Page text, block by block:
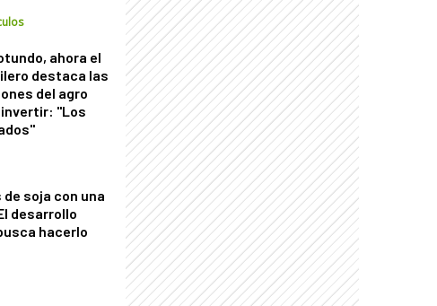
ahora el
destaca las
del agro
"Los
soja con una
desarrollo
hacerlo